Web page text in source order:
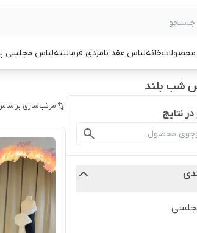
خانهلباس عقد نامزدی فرمالیتهلباس مجلسی
شب بلند
نتایج
مرتب‌سازی